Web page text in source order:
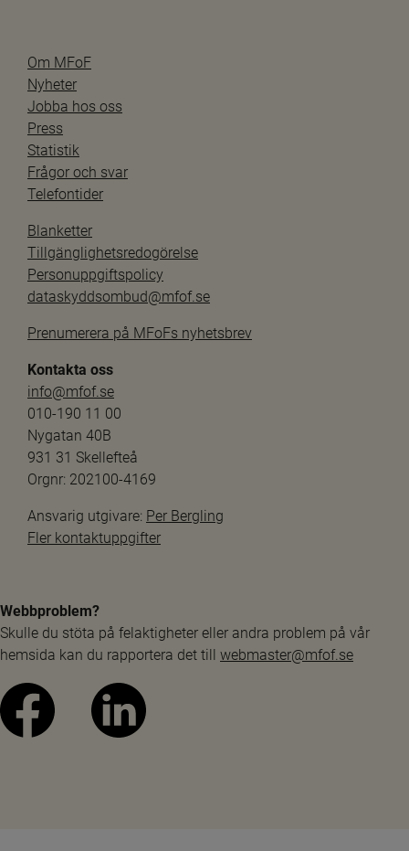
Om MFoF
Nyheter
Jobba hos oss
Press
Statistik
Frågor och svar
Telefontider
Blanketter
Tillgänglighetsredogörelse
Personuppgiftspolicy
dataskyddsombud@mfof.se
Prenumerera på MFoFs nyhetsbrev
Kontakta oss
info@mfof.se
010-190 11 00
Nygatan 40B
931 31 Skellefteå
Orgnr: 202100-4169
Ansvarig utgivare: Per Bergling
Fler kontaktuppgifter
Webbproblem?
Skulle du stöta på felaktigheter eller andra problem på vår
hemsida kan du rapportera det till webmaster@mfof.se